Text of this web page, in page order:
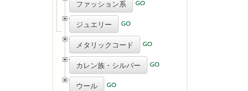
ファッション系
ジュエリー
メタリックコード
カレン族・シルバー
ウール